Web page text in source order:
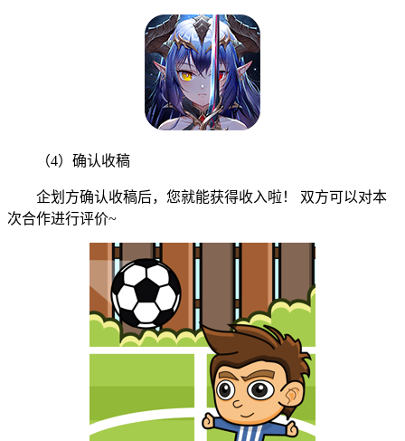
（4）确认收稿
企划方确认收稿后，您就能获得收入啦！ 双方可以对本
次合作进行评价~